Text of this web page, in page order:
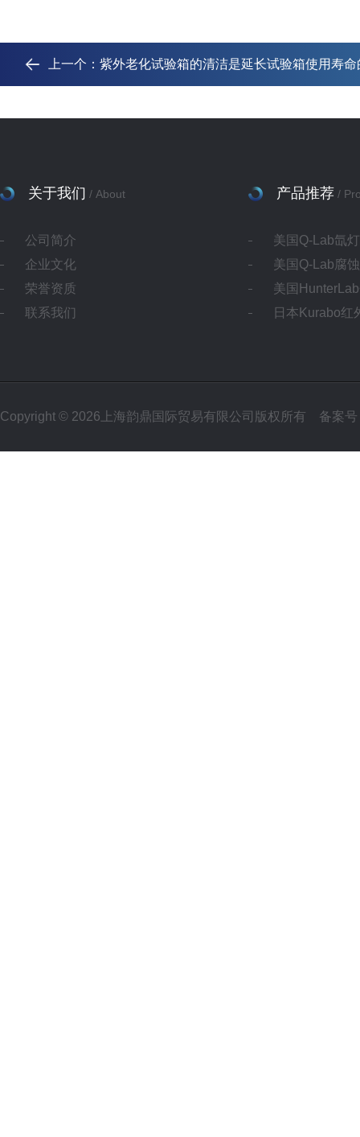
上一个： 紫外老化试验箱的清洁是延长试验箱使用寿
关于我们 / About
公司简介
企业文化
荣誉资质
联系我们
产品推荐 /
美国Q-Lab氙
美国Q-Lab腐
美国
日本Kurabo红
Copyright © 2026上海韵鼎国际贸易有限公司版权所有 备案